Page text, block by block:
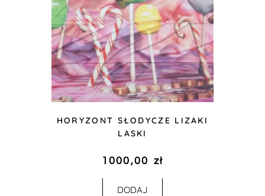
HORYZONT SŁODYCZE LIZAKI
LASKI
1000,00 zł
DODAJ